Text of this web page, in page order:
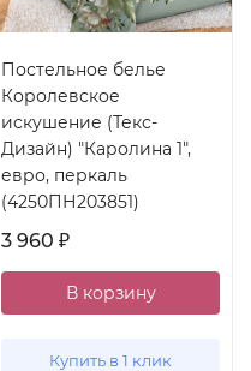
Постельное белье
Королевское
искушение (Текс-
Дизайн) "Каролина 1",
евро, перкаль
(4250ПН203851)
3 960 ₽
В корзину
Купить в 1 клик